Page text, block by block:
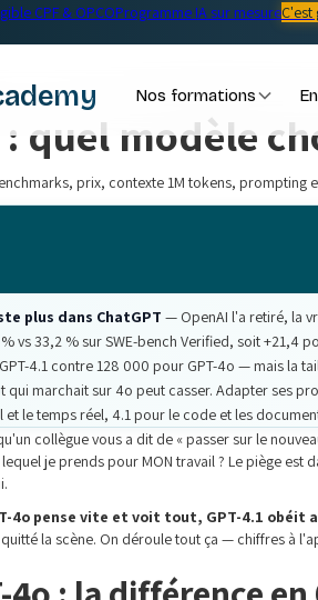
CPF & OPCOProgramme IA sur mesure
Nos formations
: quel modèle
prix, contexte 1M tokens,
plus dans ChatGPT — OpenAI l'a retiré, la
vs 33,2 % sur SWE-bench Verified, soit +21,4
4.1 contre 128 000 pour GPT-4o — mais la
qui marchait sur 4o peut casser. Adapter ses
le temps réel, 4.1 pour le code et les
collègue vous a dit de « passer sur le
je prends pour MON travail ? Le piège est
4o pense vite et voit tout, GPT-4.1 obéit
la scène. On déroule tout ça — chiffres à